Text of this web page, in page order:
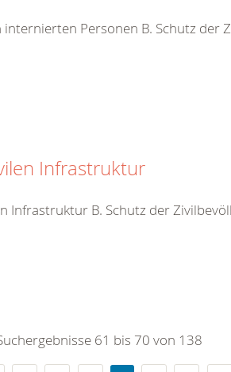
internierten Personen B. Schutz der
Infrastruktur
Infrastruktur B. Schutz der
61 bis 70 von 138